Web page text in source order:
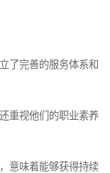
了完善的服务体系和
重视他们的职业素养
意味着能够获得持续